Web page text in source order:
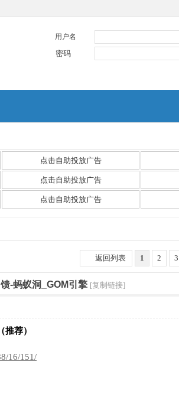
用户名
密码
点击自助投放广告
点击自助投放广告
点击自助投放广告
1 2 3
返回列表
-蚂蚁洞_GOM引擎 [复制链接]
荐）
16/151/